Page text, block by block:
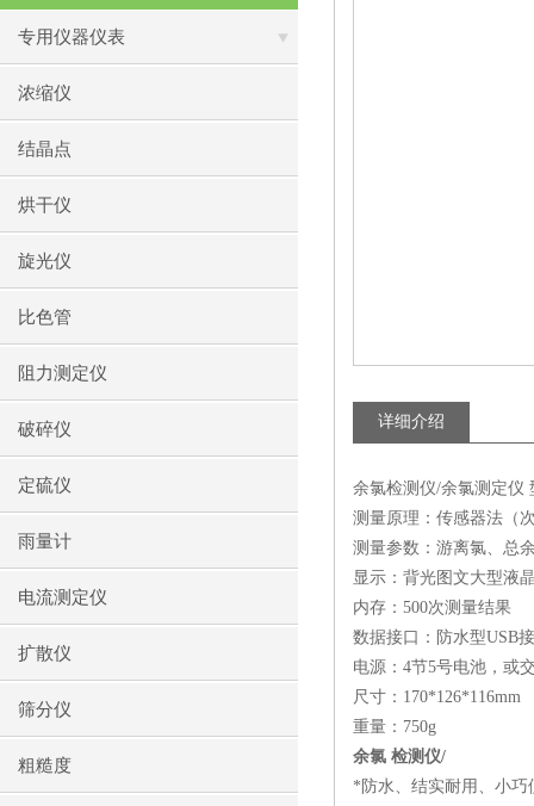
专用仪器仪表
浓缩仪
结晶点
烘干仪
旋光仪
比色管
阻力测定仪
破碎仪
定硫仪
雨量计
电流测定仪
扩散仪
筛分仪
粗糙度
详细介绍
余氯检测仪/余氯测定仪
测量原理：传感器法（
测量参数：游离氯、总
显示：背光图文大型液
内存：500次测量结果
数据接口：防水型USB
电源：4节5号电池，或
尺寸：170*126*116mm
重量：750g
余氯 检测仪/
*防水、结实耐用、小巧